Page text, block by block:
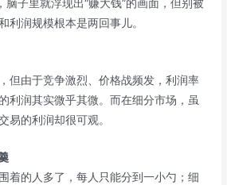
脑子里就浮现出“赚大钱”的画面，但别被
利润规模根本是两回事儿。
但由于竞争激烈、价格战频发，利润率
利润其实微乎其微。而在细分市场，虽
易的利润却很可观。
着的人多了，每人只能分到一小勺；细